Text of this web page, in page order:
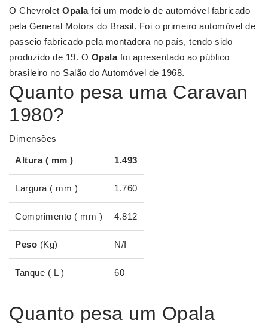
O Chevrolet Opalafoi um modelo de automóvel fabricado
pela General Motors do Brasil. Foi o primeiro automóvel de
passeio fabricado pela montadora no país, tendo sido
produzido de 19. O Opalafoi apresentado ao público
brasileiro no Salão do Automóvel de 1968.
Quanto pesa uma Caravan
1980?
Dimensões
Altura ( mm ) 1.493
Largura ( mm ) 1.760
Comprimento ( mm ) 4.812
Peso (Kg) N/I
Tanque ( L ) 60
Quanto pesa um Opala